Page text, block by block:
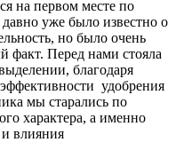
на первом месте по
уже было известно о
но было очень
факт. Перед нами стояла
благодаря
удобрения
мы старались по
характера, а именно
и влияния